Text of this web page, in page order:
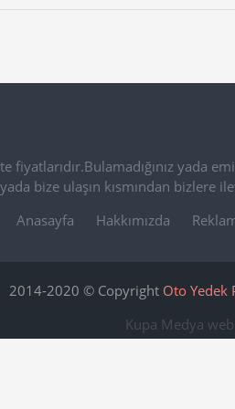
yada
yada bize ulaşın kısmından bizlere
Anasayfa
Hakkımızda
2014-2020 © Copyright Oto Yedek
Kupa Medya